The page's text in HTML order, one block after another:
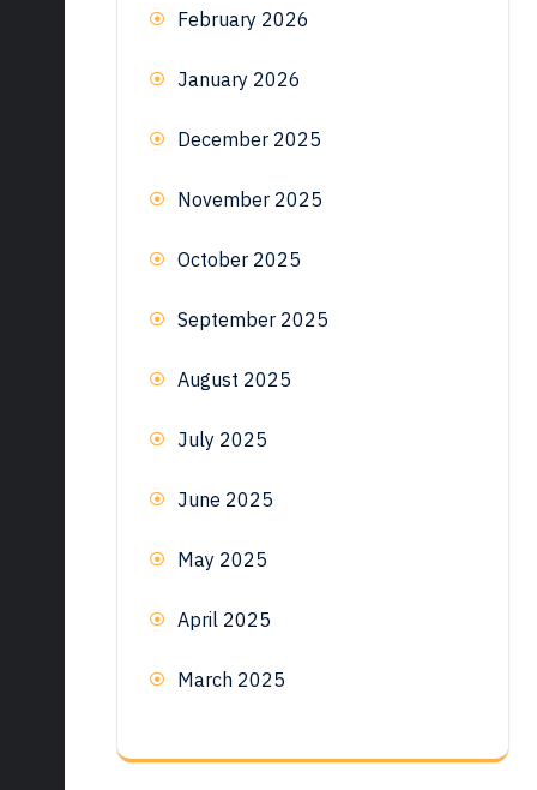
February 2026
January 2026
December 2025
November 2025
October 2025
September 2025
August 2025
July 2025
June 2025
May 2025
April 2025
March 2025